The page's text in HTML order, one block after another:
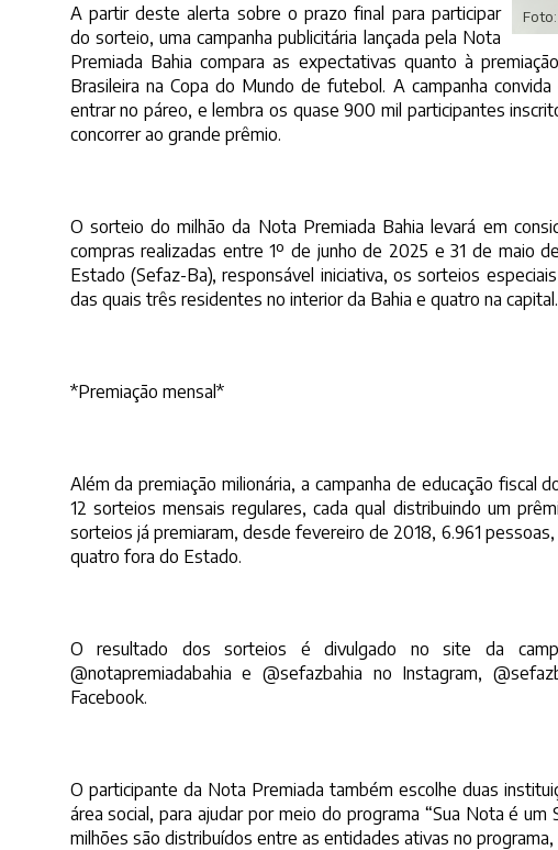
A partir deste alerta sobre o prazo final para participar
do sorteio, uma campanha publicitária lançada pela Nota
Premiada Bahia compara as expectativas quanto à
Brasileira na Copa do Mundo de futebol. A campanha
entrar no páreo, e lembra os quase 900 mil participantes
concorrer ao grande prêmio.
O sorteio do milhão da Nota Premiada Bahia levará em
compras realizadas entre 1º de junho de 2025 e 31 de maio
Estado (Sefaz-Ba), responsável iniciativa, os sorteios
das quais três residentes no interior da Bahia e quatro na capital.
*Premiação mensal*
Além da premiação milionária, a campanha de educação fiscal
12 sorteios mensais regulares, cada qual distribuindo um
sorteios já premiaram, desde fevereiro de 2018, 6.961
quatro fora do Estado.
O resultado dos sorteios é divulgado no site da
@notapremiadabahia e @sefazbahia no Instagram,
Facebook.
O participante da Nota Premiada também escolhe duas
área social, para ajudar por meio do programa “Sua Nota é
milhões são distribuídos entre as entidades ativas no programa,